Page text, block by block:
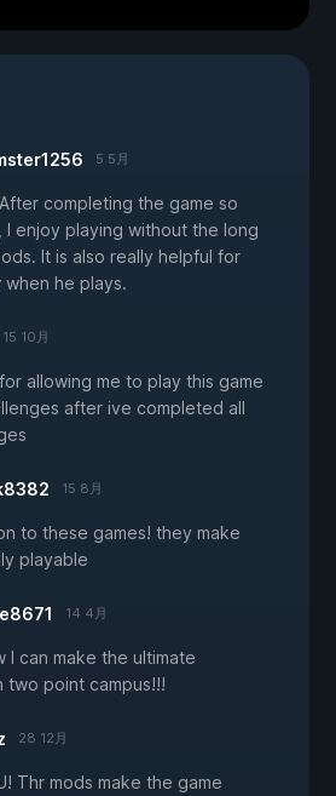
5 5月
completing the game so
I enjoy playing without the long
It is also really helpful for
when he plays.
15 10月
allowing me to play this game
after ive completed all
15 8月
to these games! they make
playable
14 4月
I can make the ultimate
two point campus!!!
28 12月
Thr mods make the game